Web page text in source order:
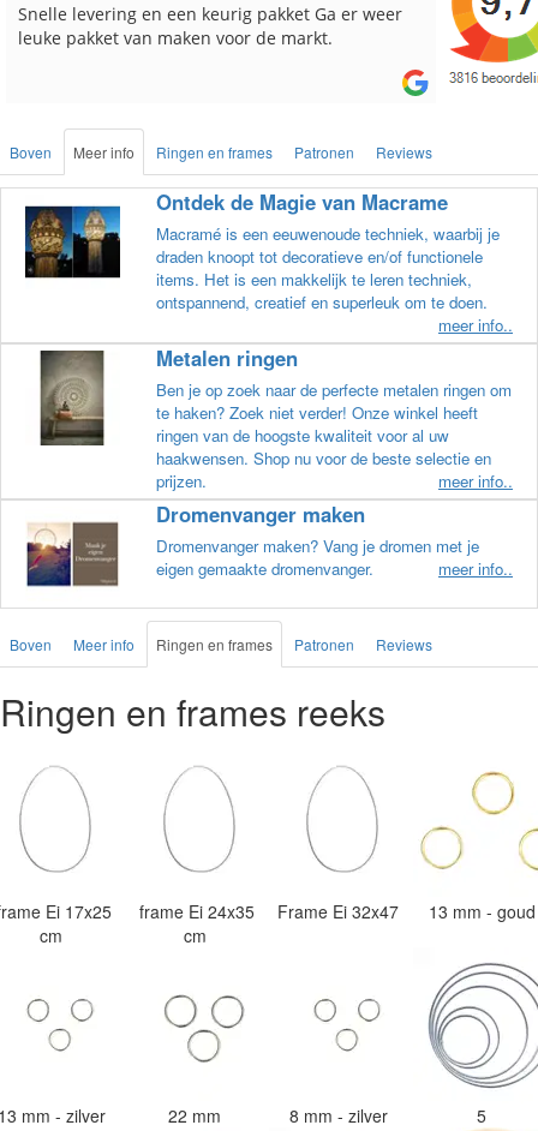
Reeds meerdere keren breigaren en breinaalden
besteld, altijd heel tevreden over de service.
Snelle
Boven Meer info Ringen en frames Patronen Reviews
Ontdek de Magie van Macrame
Macramé is een eeuwenoude techniek, waarbij je
draden knoopt tot decoratieve en/of functionele
items. Het is een makkelijk te leren techniek,
ontspannend, creatief en superleuk om te doen.
meer info..
Metalen ringen
Ben je op zoek naar de perfecte metalen ringen om
te haken? Zoek niet verder! Onze winkel heeft
ringen van de hoogste kwaliteit voor al uw
haakwensen. Shop nu voor de beste selectie en
prijzen.
meer info..
Dromenvanger maken
Dromenvanger maken? Vang je dromen met je
eigen gemaakte dromenvanger.
meer info..
Boven Meer info Ringen en frames Patronen Reviews
Ringen en frames reeks
Ei 17x25
cm
frame Ei 24x35
cm
Frame Ei 32x47 13 mm -
mm - zilver 22 mm 8 mm - zilver 5